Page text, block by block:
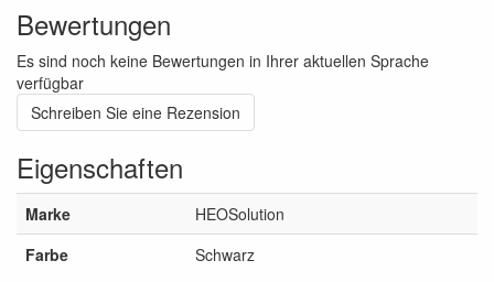
Bewertungen
Es sind noch keine Bewertungen in Ihrer aktuellen Sprache
verfügbar
Schreiben Sie eine Rezension
Eigenschaften
Marke
HEOSolution
Farbe
Schwarz